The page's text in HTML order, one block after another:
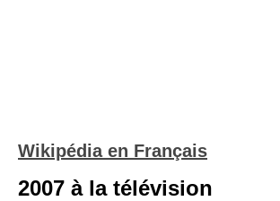
Wikipédia en Français
2007 à la télévision